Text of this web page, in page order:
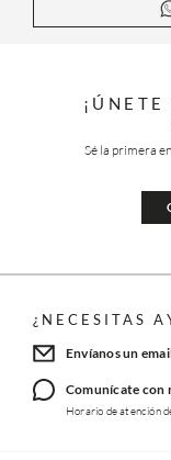
Sé la primera
¿NECESITAS
Envíanos un
Comunícate con
Horario de atención